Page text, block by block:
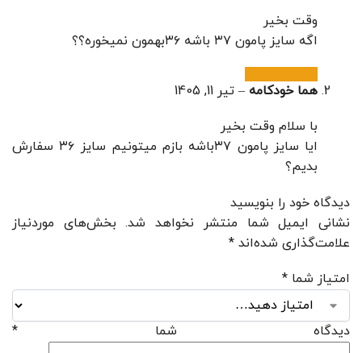
وقت بخیر
اگه سایز پامون ۳۷ باشه ۳۶بهمون نمیخوره؟؟
هما خودکامه – تیر 11, 1405
با سلام وقت بخیر
ایا سایز پامون ۳۷باشه بازم میتونیم سایز ۳۶ سفارش
بدیم؟
دیدگاه خود را بنویسید
نشانی ایمیل شما منتشر نخواهد شد. بخش‌های موردنیاز
علامت‌گذاری شده‌اند *
امتیاز شما *
دیدگاه شما *